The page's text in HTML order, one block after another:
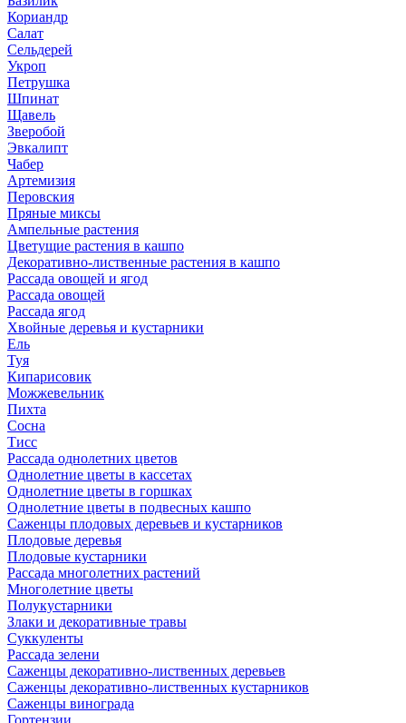
Кориандр
Салат
Сельдерей
Укроп
Петрушка
Шпинат
Щавель
Зверобой
Эвкалипт
Чабер
Артемизия
Перовския
Пряные миксы
Ампельные растения
Цветущие растения в кашпо
Декоративно-лиственные растения в кашпо
Рассада овощей и ягод
Рассада овощей
Рассада ягод
Хвойные деревья и кустарники
Ель
Туя
Кипарисовик
Можжевельник
Пихта
Сосна
Тисc
Рассада однолетних цветов
Однолетние цветы в кассетах
Однолетние цветы в горшках
Однолетние цветы в подвесных кашпо
Саженцы плодовых деревьев и кустарников
Плодовые деревья
Плодовые кустарники
Рассада многолетних растений
Многолетние цветы
Полукустарники
Злаки и декоративные травы
Суккуленты
Рассада зелени
Саженцы декоративно-лиственных деревьев
Саженцы декоративно-лиственных кустарников
Саженцы винограда
Гортензии